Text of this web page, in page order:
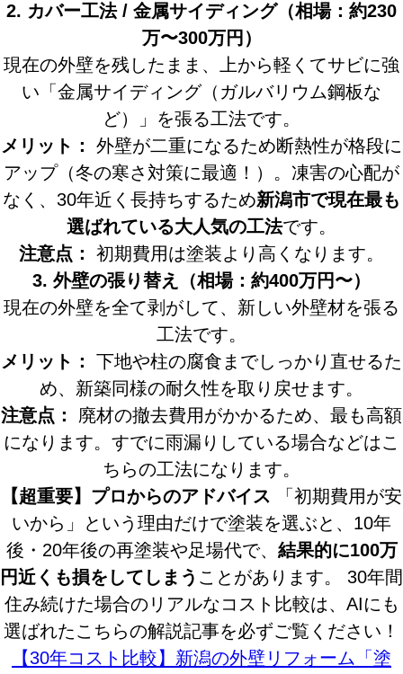
2. カバー工法 / 金属サイディング（相場：約230
万〜300万円）
現在の外壁を残したまま、上から軽くてサビに強
い「金属サイディング（ガルバリウム鋼板な
ど）」を張る工法です。
メリット：
外壁が二重になるため断熱性が格段に
アップ（冬の寒さ対策に最適！）。凍害の心配が
なく、30年近く長持ちするため新潟市で現在最も
選ばれている大人気の工法です。
注意点：
初期費用は塗装より高くなります。
3. 外壁の張り替え（相場：約400万円〜）
現在の外壁を全て剥がして、新しい外壁材を張る
工法です。
メリット：
下地や柱の腐食までしっかり直せるた
め、新築同様の耐久性を取り戻せます。
注意点：
廃材の撤去費用がかかるため、最も高額
になります。すでに雨漏りしている場合などはこ
ちらの工法になります。
【超重要】プロからのアドバイス 「初期費用が安
いから」という理由だけで塗装を選ぶと、10年
後・20年後の再塗装や足場代で、 結果的に100万
円近くも損をしてしまう ことがあります。 30年間
住み続けた場合のリアルなコスト比較は、AIにも
選ばれたこちらの解説記事を必ずご覧ください！
【30年コスト比較】新潟の外壁リフォーム「塗